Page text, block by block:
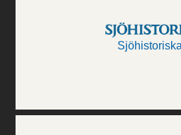
Sjöhistoriska